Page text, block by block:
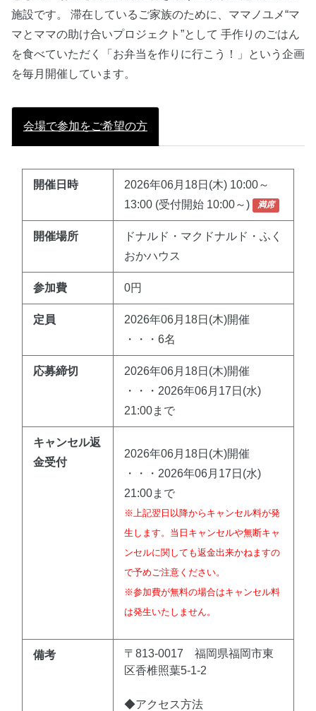
施設です。 滞在しているご家族のために、ママノユメ“マ
マとママの助け合いプロジェクト”として 手作りのごはん
を食べていただく「お弁当を作りに行こう！」という企画
を毎月開催しています。
会場で参加をご希望の方
開催日時
2026年06月18日(木) 10:00～
13:00 (受付開始 10:00～)
満席
開催場所
ドナルド・マクドナルド・ふく
おかハウス
参加費 0円
定員
2026年06月18日(木)開催
・・・6名
応募締切
2026年06月18日(木)開催
・・・2026年06月17日(水)
21:00まで
キャンセル返
金受付
2026年06月18日(木)開催
・・・2026年06月17日(水)
21:00まで
※上記翌日以降からキャンセル料が発
生します。当日キャンセルや無断キャ
ンセルに関しても返金出来かねますの
で予めご注意ください。
※参加費が無料の場合はキャンセル料
は発生いたしません。
備考
〒813-0017 福岡県福岡市東
区香椎照葉5-1-2
◆アクセス方法